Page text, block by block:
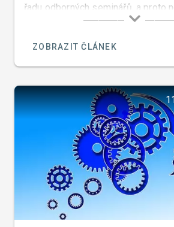
řadu odborných seminářů, a proto
mě tolik lidí ptá na názor na pořad
ukrdený, ale to že ze všech
sprostí jako on a kteří nemají
ZOBRAZIT ČLÁNEK